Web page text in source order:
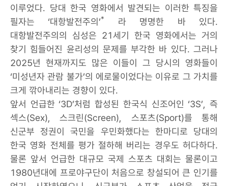
이루었다. 당대 한국 영화에서 발견되는 이러한 특징을
필자는 ‘대항발전주의’*
라 명명한 바 있다.
대항발전주의의 심성은 21세기 한국 영화에서는 거의
찾기 힘들어진 윤리성의 문제를 부각한 바 있다. 그러나
2025년 현재까지도 많은 이들이 그 당시의 영화들이
‘미성년자 관람 불가’의 에로물이었다는 이유로 그 가치를
크게 깎아내리는 경향이 있다.
앞서 언급한 ‘3D’처럼 합성된 한국식 신조어인 ‘3S’, 즉
섹스(Sex), 스크린(Screen), 스포츠(Sport)를 통해
신군부 정권이 국민을 우민화했다는 한마디로 당대의
한국 영화 전체를 평가 절하해 버리는 경우도 허다하다.
물론 앞서 언급한 대규모 국제 스포츠 대회는 물론이고
1980년대에 프로야구단이 처음으로 창설되어 큰 인기를